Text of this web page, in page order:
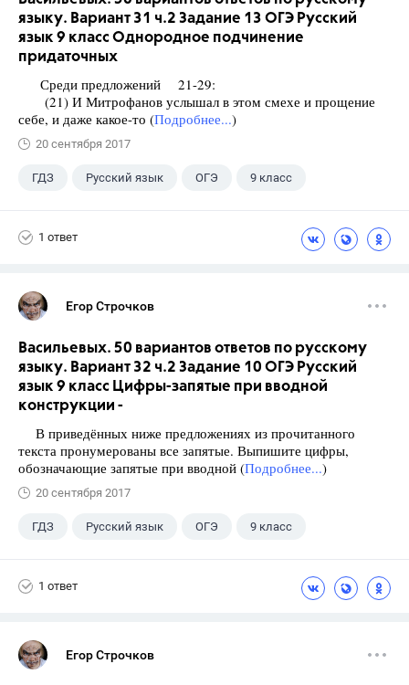
языку. Вариант 31 ч.2 Задание 13 ОГЭ Русский
язык 9 класс Однородное подчинение
придаточных
Среди предложений 21-29:
(21) И Митрофанов услышал в этом смехе и прощение
себе, и даже какое-то (Подробнее...)
20 сентября 2017
ГДЗ Русский язык ОГЭ 9 класс
1 ответ
Егор Строчков
Васильевых. 50 вариантов ответов по русскому
языку. Вариант 32 ч.2 Задание 10 ОГЭ Русский
язык 9 класс Цифры-запятые при вводной
конструкции -
В приведённых ниже предложениях из прочитанного
текста пронумерованы все запятые. Выпишите цифры,
обозначающие запятые при вводной (Подробнее...)
20 сентября 2017
ГДЗ Русский язык ОГЭ 9 класс
1 ответ
Егор Строчков